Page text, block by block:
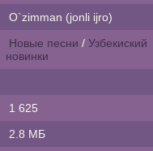
O`zimman (jonli ijro)
Новые песни / Узбекиский
новинки
1 625
2.8 МБ